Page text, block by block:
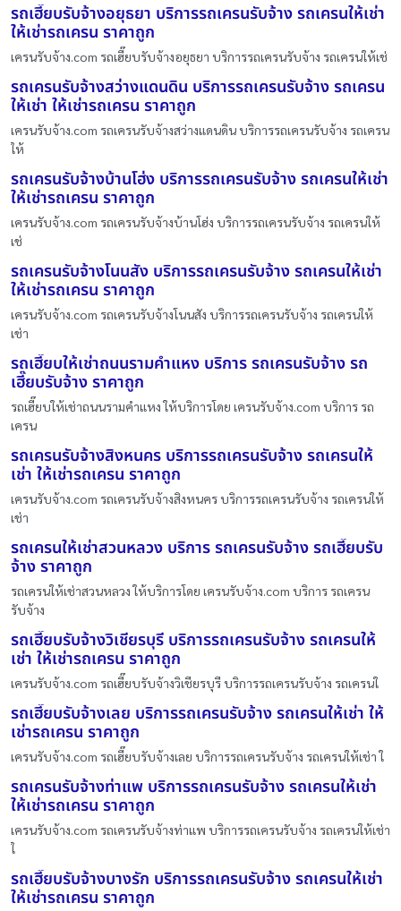
รถเฮี๊ยบรับจ้างอยุธยา บริการรถเครนรับจ้าง รถเครนให้เช่า
ให้เช่ารถเครน ราคาถูก
เครนรับจ้าง.com รถเฮี๊ยบรับจ้างอยุธยา บริการรถเครนรับจ้าง รถเครนให้เช่
รถเครนรับจ้างสว่างแดนดิน บริการรถเครนรับจ้าง รถเครน
ให้เช่า ให้เช่ารถเครน ราคาถูก
เครนรับจ้าง.com รถเครนรับจ้างสว่างแดนดิน บริการรถเครนรับจ้าง รถเครน
ให้
รถเครนรับจ้างบ้านโฮ่ง บริการรถเครนรับจ้าง รถเครนให้เช่า
ให้เช่ารถเครน ราคาถูก
เครนรับจ้าง.com รถเครนรับจ้างบ้านโฮ่ง บริการรถเครนรับจ้าง รถเครนให้
เช่
รถเครนรับจ้างโนนสัง บริการรถเครนรับจ้าง รถเครนให้เช่า
ให้เช่ารถเครน ราคาถูก
เครนรับจ้าง.com รถเครนรับจ้างโนนสัง บริการรถเครนรับจ้าง รถเครนให้
เช่า
รถเฮี๊ยบให้เช่าถนนรามคําแหง บริการ รถเครนรับจ้าง รถ
เฮี๊ยบรับจ้าง ราคาถูก
รถเฮี๊ยบให้เช่าถนนรามคําแหง ให้บริการโดย เครนรับจ้าง.com บริการ รถ
เครน
รถเครนรับจ้างสิงหนคร บริการรถเครนรับจ้าง รถเครนให้
เช่า ให้เช่ารถเครน ราคาถูก
เครนรับจ้าง.com รถเครนรับจ้างสิงหนคร บริการรถเครนรับจ้าง รถเครนให้
เช่า
รถเครนให้เช่าสวนหลวง บริการ รถเครนรับจ้าง รถเฮี๊ยบรับ
จ้าง ราคาถูก
รถเครนให้เช่าสวนหลวง ให้บริการโดย เครนรับจ้าง.com บริการ รถเครน
รับจ้าง
รถเฮี๊ยบรับจ้างวิเชียรบุรี บริการรถเครนรับจ้าง รถเครนให้
เช่า ให้เช่ารถเครน ราคาถูก
เครนรับจ้าง.com รถเฮี๊ยบรับจ้างวิเชียรบุรี บริการรถเครนรับจ้าง รถเครนใ
รถเฮี๊ยบรับจ้างเลย บริการรถเครนรับจ้าง รถเครนให้เช่า ให้
เช่ารถเครน ราคาถูก
เครนรับจ้าง.com รถเฮี๊ยบรับจ้างเลย บริการรถเครนรับจ้าง รถเครนให้เช่า ใ
รถเครนรับจ้างท่าแพ บริการรถเครนรับจ้าง รถเครนให้เช่า
ให้เช่ารถเครน ราคาถูก
เครนรับจ้าง.com รถเครนรับจ้างท่าแพ บริการรถเครนรับจ้าง รถเครนให้เช่า
ใ
รถเฮี๊ยบรับจ้างบางรัก บริการรถเครนรับจ้าง รถเครนให้เช่า
ให้เช่ารถเครน ราคาถูก